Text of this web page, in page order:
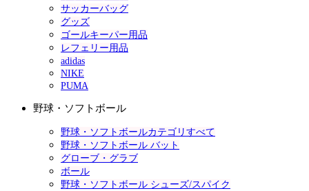
サッカーバッグ
グッズ
ゴールキーパー用品
レフェリー用品
adidas
NIKE
PUMA
野球・ソフトボール
野球・ソフトボールカテゴリすべて
野球・ソフトボール バット
グローブ・グラブ
ボール
野球・ソフトボール シューズ/スパイク